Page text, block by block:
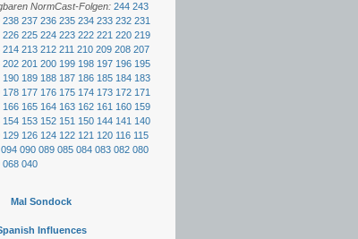
NormCast-Folgen: 244 243
238 237 236 235 234 233 232 231
226 225 224 223 222 221 220 219
214 213 212 211 210 209 208 207
202 201 200 199 198 197 196 195
190 189 188 187 186 185 184 183
178 177 176 175 174 173 172 171
166 165 164 163 162 161 160 159
154 153 152 151 150 144 141 140
129 126 124 122 121 120 116 115
094 090 089 085 084 083 082 080
068 040
Mal Sondock
Influences